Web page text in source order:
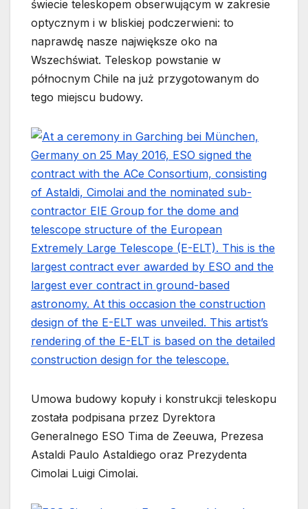
świecie teleskopem obserwującym w zakresie
optycznym i w bliskiej podczerwieni: to
naprawdę nasze największe oko na
Wszechświat. Teleskop powstanie w
północnym Chile na już przygotowanym do
tego miejscu budowy.
Umowa budowy kopuły i konstrukcji teleskopu
została podpisana przez Dyrektora
Generalnego ESO Tima de Zeeuwa, Prezesa
Astaldi Paulo Astaldiego oraz Prezydenta
Cimolai Luigi Cimolai.